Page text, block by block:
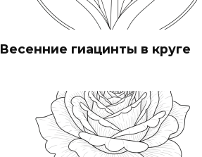
Весенние гиацинты в круге